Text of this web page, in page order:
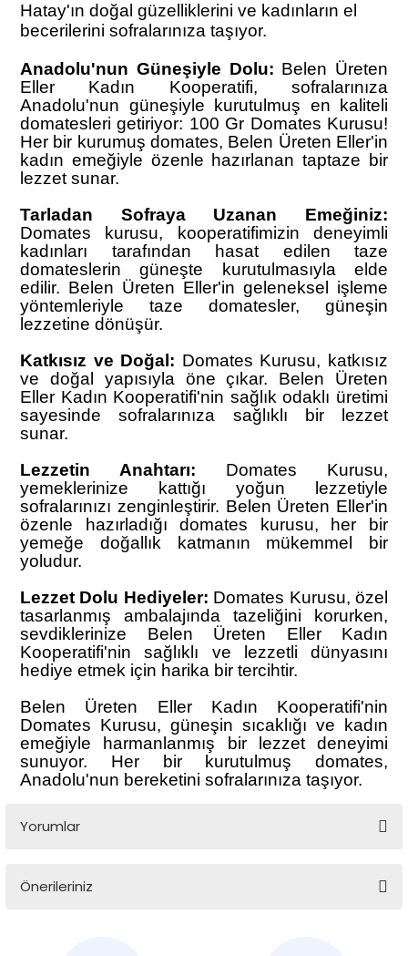
Hatay'ın doğal güzelliklerini ve kadınların el
becerilerini sofralarınıza taşıyor.
Anadolu'nun Güneşiyle Dolu: Belen Üreten
Eller Kadın Kooperatifi, sofralarınıza
Anadolu'nun güneşiyle kurutulmuş en kaliteli
domatesleri getiriyor: 100 Gr Domates Kurusu!
Her bir kurumuş domates, Belen Üreten Eller'in
kadın emeğiyle özenle hazırlanan taptaze bir
lezzet sunar.
Tarladan Sofraya Uzanan Emeğiniz:
Domates kurusu, kooperatifimizin deneyimli
kadınları tarafından hasat edilen taze
domateslerin güneşte kurutulmasıyla elde
edilir. Belen Üreten Eller'in geleneksel işleme
yöntemleriyle taze domatesler, güneşin
lezzetine dönüşür.
Katkısız ve Doğal: Domates Kurusu, katkısız
ve doğal yapısıyla öne çıkar. Belen Üreten
Eller Kadın Kooperatifi'nin sağlık odaklı üretimi
sayesinde sofralarınıza sağlıklı bir lezzet
sunar.
Lezzetin Anahtarı: Domates Kurusu,
yemeklerinize kattığı yoğun lezzetiyle
sofralarınızı zenginleştirir. Belen Üreten Eller'in
özenle hazırladığı domates kurusu, her bir
yemeğe doğallık katmanın mükemmel bir
yoludur.
Lezzet Dolu Hediyeler: Domates Kurusu, özel
tasarlanmış ambalajında tazeliğini korurken,
sevdiklerinize Belen Üreten Eller Kadın
Kooperatifi'nin sağlıklı ve lezzetli dünyasını
hediye etmek için harika bir tercihtir.
Belen Üreten Eller Kadın Kooperatifi'nin
Domates Kurusu, güneşin sıcaklığı ve kadın
emeğiyle harmanlanmış bir lezzet deneyimi
sunuyor. Her bir kurutulmuş domates,
Anadolu'nun bereketini sofralarınıza taşıyor.
Yorumlar
Önerileriniz